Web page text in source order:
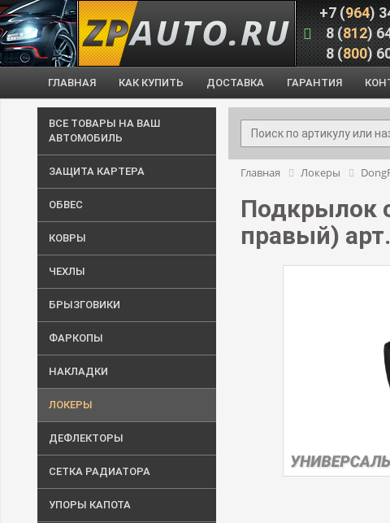
+7 (964)
8 (812)
8 (800)
ГЛАВНАЯ КАК КУПИТЬ ДОСТАВКА ГАРАНТИЯ
ВСЕ ТОВАРЫ НА ВАШ
АВТОМОБИЛЬ
ЗАЩИТА КАРТЕРА
ОБВЕС
КОВРЫ
ЧЕХЛЫ
БРЫЗГОВИКИ
ФАРКОПЫ
НАКЛАДКИ
ЛОКЕРЫ
ДЕФЛЕКТОРЫ
СЕТКА РАДИАТОРА
УПОРЫ КАПОТА
Главная Локеры
Подкрылок
правый)